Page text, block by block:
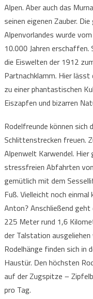
Alpen. Aber auch das
seinen eigenen Zauber.
Alpenvorlandes wurde
10.000 Jahren erschaffen.
die Eiswelten der 1912
Partnachklamm. Hier
zu einer phantastischen
Eiszapfen und bizarren
Rodelfreunde können
Schlittenstrecken freuen.
Alpenwelt Karwendel. Hier
stressfreien Abfahrten
gemütlich mit dem
Fuß. Vielleicht noch
Anton? Anschließend
225 Meter rund 1,6
der Talstation ausgeliehen
Rodelhänge finden sich in
Haustür. Den höchsten
auf der Zugspitze –
pro Tag.